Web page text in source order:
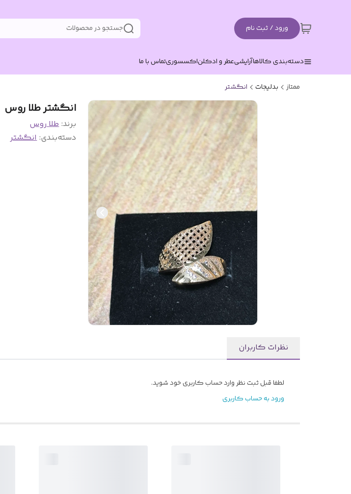
ورود / ثبت نام جستجو در محصولات
دسته‌بندی کالاهاآرایشیعطر و ادکلناکسسوریتماس با ما
ممتاز بدلیجات انگشتر
انگشتر طلا روس
برند:طلا روس
دسته‌بندی:انگشتر
نظرات کاربران
لطفا قبل ثبت نظر وارد حساب کاربری خود شوید.
ورود به حساب کاربری